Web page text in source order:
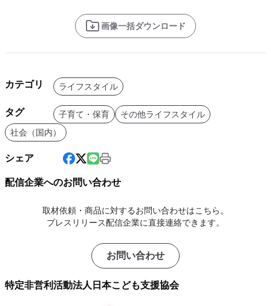
画像一括ダウンロード
カテゴリ ライフスタイル
タグ 子育て・保育
その他ライフスタイル
社会（国内）
シェア
配信企業へのお問い合わせ
取材依頼・商品に対するお問い合わせはこちら。
プレスリリース配信企業に直接連絡できます。
お問い合わせ
特定非営利活動法人日本こども支援協会